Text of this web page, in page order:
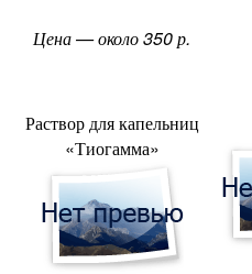
Цена — около 350 р.
Раствор для капельниц
«Тиогамма»